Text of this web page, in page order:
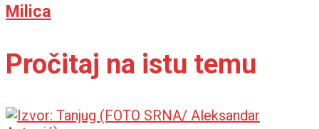
Milica
Pročitaj na istu temu